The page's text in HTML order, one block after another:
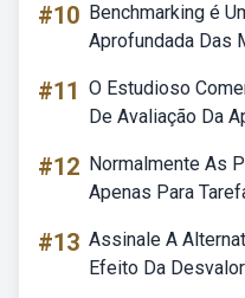
#10 Benchmarking é
Aprofundada Das
#11 O Estudioso
De Avaliação Da
#12 Normalmente As
Apenas Para
#13 Assinale A
Efeito Da